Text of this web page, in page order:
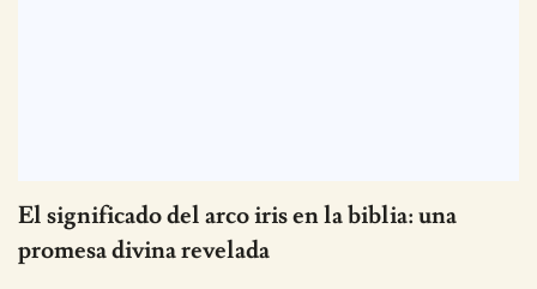
El significado del arco iris en la biblia: una
promesa divina revelada